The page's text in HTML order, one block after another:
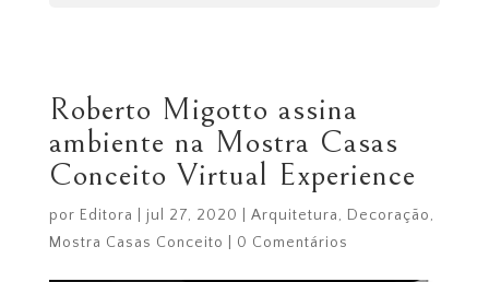
Roberto Migotto assina
ambiente na Mostra Casas
Conceito Virtual Experience
por Editora jul 27, 2020 Arquitetura, Decoração,
Mostra Casas Conceito
0 Comentários